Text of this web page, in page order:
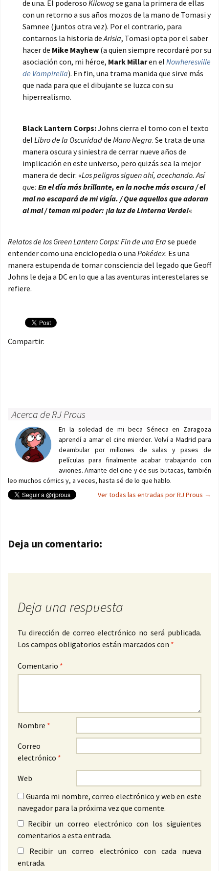
de una. El poderoso Kilowog se gana la primera de ellas
con un retorno a sus años mozos de la mano de Tomasi y
Samnee (juntos otra vez). Por el contrario, para
contarnos la historia deArisia, Tomasi opta por el saber
hacer de Mike Mayhew (a quien siempre recordaré por su
asociación con, mi héroe, Mark Millaren el Nowheresville
de Vampirella). En fin, una trama manida que sirve más
que nada para que el dibujante se luzca con su
hiperrealismo.
Black Lantern Corps:Johns cierra el tomo con el texto
del Libro de la Oscuridadde Mano Negra. Se trata de una
manera oscura y siniestra de cerrar nueve años de
implicación en este universo, pero quizás sea la mejor
manera de decir: «Los peligros siguen ahí, acechando. Así
que: En el día más brillante, en la noche más oscura /el
mal no escapará de mi vigía. /Que aquellos que adoran
al mal /teman mi poder: ¡la luz de Linterna Verde!«
Relatos de los Green Lantern Corps: Fin de una Era se puede
entender como una enciclopedia o una Pokédex. Es una
manera estupenda de tomar consciencia del legado que Geoff
Johns le deja a DC en lo que a las aventuras interestelares se
refiere.
Compartir:
Acerca de RJ Prous
En la soledad de mi beca Séneca en Zaragoza
aprendí a amar el cine mierder. Volví a Madrid para
deambular por millones de salas y pases de
películas para finalmente acabar trabajando con
aviones. Amante del cine y de sus butacas, también
leo muchos cómics y, a veces, hasta sé de lo que hablo.
Ver todas las entradas por RJ Prous →
Navegación de entradas
Deja un comentario:
Deja una respuesta
Tu dirección de correo electrónico no será publicada.
Los campos obligatorios están marcados con *
Comentario *
Nombre *
Correo
electrónico *
Web
Guarda mi nombre, correo electrónico y web en este
navegador para la próxima vez que comente.
Recibir un correo electrónico con los siguientes
comentarios a esta entrada.
Recibir un correo electrónico con cada nueva
entrada.